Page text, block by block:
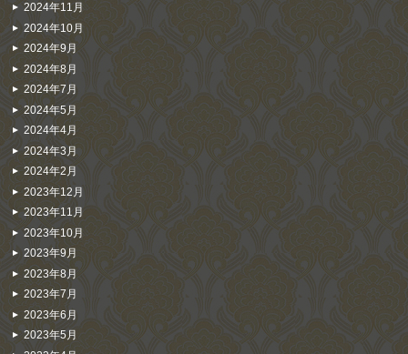
2024年11月
2024年10月
2024年9月
2024年8月
2024年7月
2024年5月
2024年4月
2024年3月
2024年2月
2023年12月
2023年11月
2023年10月
2023年9月
2023年8月
2023年7月
2023年6月
2023年5月